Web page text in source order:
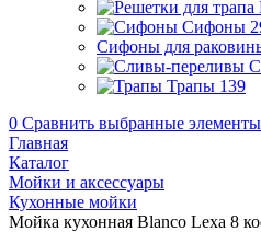
Сифоны
Сифоны для
Трапы 139
0 Сравнить выбранные элементы
Главная
Каталог
Мойки и аксессуары
Кухонные мойки
Мойка кухонная Blanco Lexa 8